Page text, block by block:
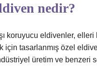
nedir?
koruyucu eldivenler,
için tasarlanmış özel
üretim ve benzeri